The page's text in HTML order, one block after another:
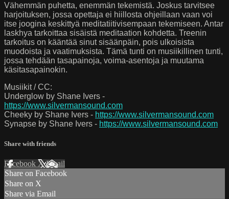
Vähemmän puhetta, enemmän tekemistä. Joskus tarvitsee
harjoituksen, jossa opettaja ei hiillosta ohjeillaan vaan voi
itse joogina keskittyä meditatiitivisempaan tekemiseen. Antar
laskhya tarkoittaa sisäistä meditaation kohdetta. Treenin
tarkoitus on kääntää sinut sisäänpäin, pois ulkoisista
muodoista ja vaatimuksista. Tämä tunti on musiikillinen tunti,
jossa tehdään tasapainoja, voima-asentoja ja muutama
käsitasapainokin.
Musiikit / CC:
Underglow by Shane Ivers -
https://www.silvermansound.com
Cheeky by Shane Ivers - https://www.silvermansound.com
Synapse by Shane Ivers - https://www.silvermansound.com
Share with friends
Facebook XEmail
Share on Facebook
Share on X
Share via Email